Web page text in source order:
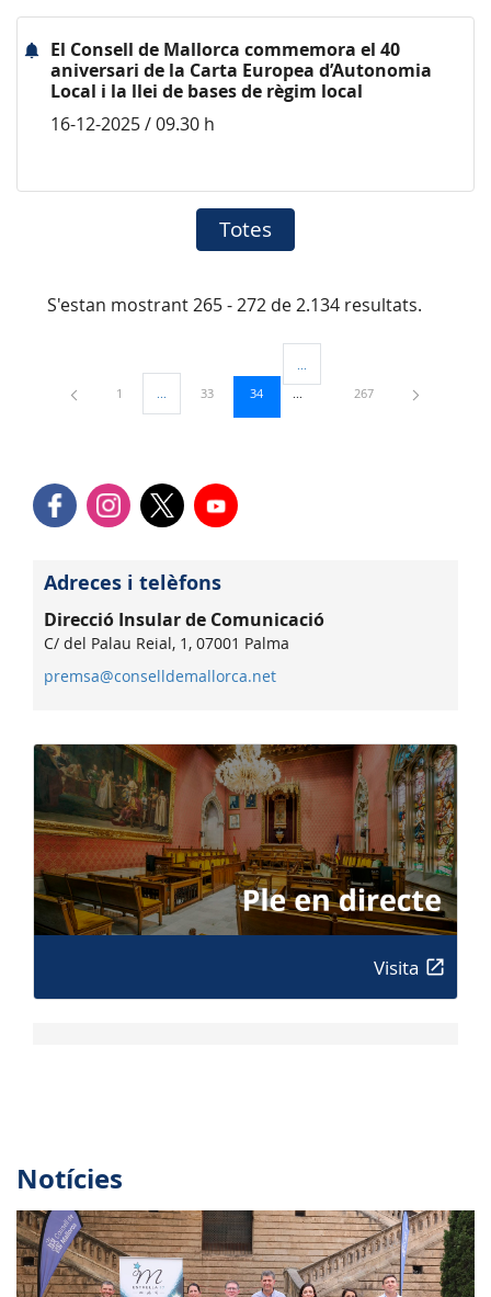
El Consell de Mallorca commemora el 40
aniversari de la Carta Europea d’Autonomia
Local i la llei de bases de règim local
16-12-2025 / 09.30 h
Totes
S'estan mostrant 265 - 272 de 2.134 resultats.
Pàgina
1 ...Pàgines intermèdies Utilitzeu TAB per navegar.
Pàgina
33 Pàgina
34
Pàgines intermèdies Utilitzeu
Pàgina
267
Adreces i telèfons
Direcció Insular de Comunicació
C/ del Palau Reial, 1, 07001 Palma
premsa@conselldemallorca.net
Visita
Notícies